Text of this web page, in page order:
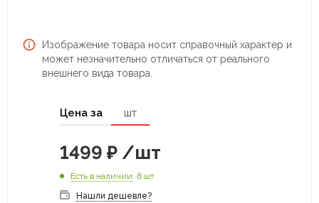
Изображение товара носит справочный характер и
может незначительно отличаться от реального
внешнего вида товара.
Цена за шт
1499 ₽ /шт
Есть в наличии: 8 шт
Нашли дешевле?